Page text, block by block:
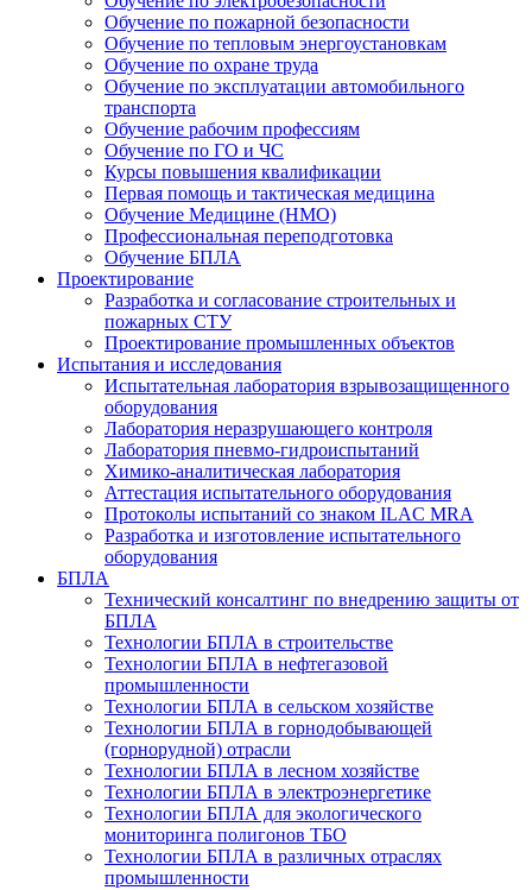
Обучение по пожарной безопасности
Обучение по тепловым энергоустановкам
Обучение по охране труда
Обучение по эксплуатации автомобильного
транспорта
Обучение рабочим профессиям
Обучение по ГО и ЧС
Курсы повышения квалификации
Первая помощь и тактическая медицина
Обучение Медицине (НМО)
Профессиональная переподготовка
Обучение БПЛА
Проектирование
Разработка и согласование строительных и
пожарных СТУ
Проектирование промышленных объектов
Испытания и исследования
Испытательная лаборатория взрывозащищенного
оборудования
Лаборатория неразрушающего контроля
Лаборатория пневмо-гидроиспытаний
Химико-аналитическая лаборатория
Аттестация испытательного оборудования
Протоколы испытаний со знаком ILAC MRA
Разработка и изготовление испытательного
оборудования
БПЛА
Технический консалтинг по внедрению защиты от
БПЛА
Технологии БПЛА в строительстве
Технологии БПЛА в нефтегазовой
промышленности
Технологии БПЛА в сельском хозяйстве
Технологии БПЛА в горнодобывающей
(горнорудной) отрасли
Технологии БПЛА в лесном хозяйстве
Технологии БПЛА в электроэнергетике
Технологии БПЛА для экологического
мониторинга полигонов ТБО
Технологии БПЛА в различных отраслях
промышленности